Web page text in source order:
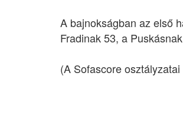
A bajnokságban az első
Fradinak 53, a
(A Sofascore